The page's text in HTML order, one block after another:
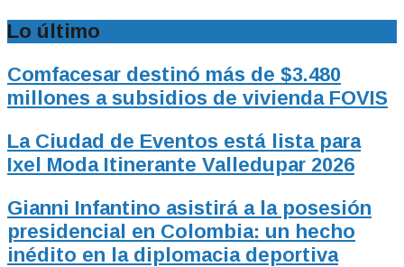
Lo último
Comfacesar destinó más de $3.480
millones a subsidios de vivienda FOVIS
La Ciudad de Eventos está lista para
Ixel Moda Itinerante Valledupar 2026
Gianni Infantino asistirá a la posesión
presidencial en Colombia: un hecho
inédito en la diplomacia deportiva